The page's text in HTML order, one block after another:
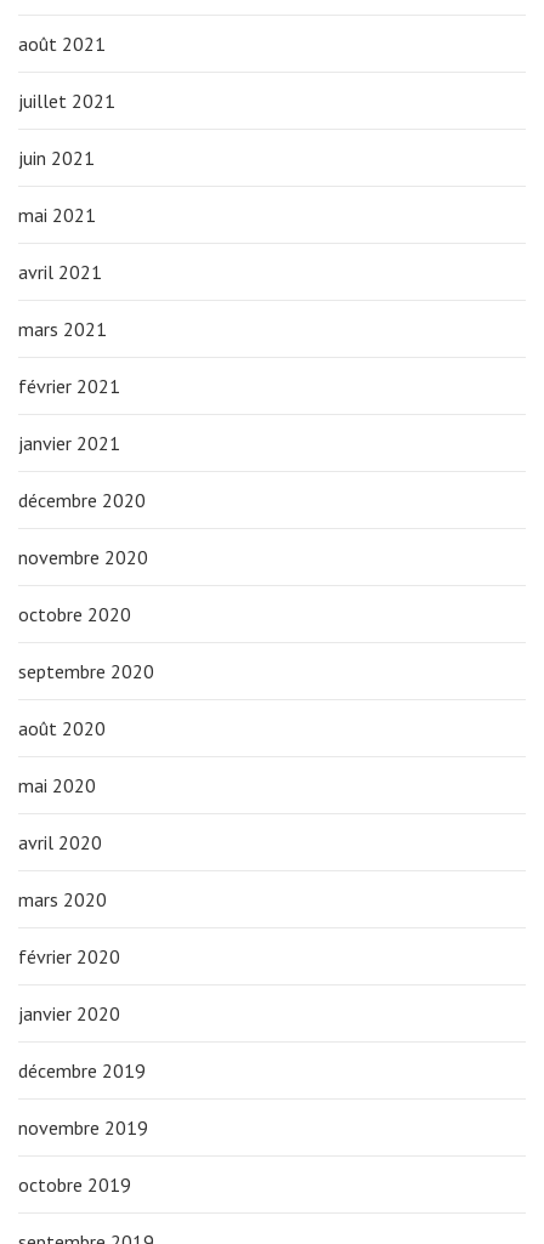
août 2021
juillet 2021
juin 2021
mai 2021
avril 2021
mars 2021
février 2021
janvier 2021
décembre 2020
novembre 2020
octobre 2020
septembre 2020
août 2020
mai 2020
avril 2020
mars 2020
février 2020
janvier 2020
décembre 2019
novembre 2019
octobre 2019